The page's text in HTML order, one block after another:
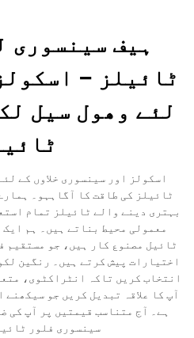
ہیف سینسوری
ٹائیلز –
لئے وھول سیل
اسکولز اور سینسوری خلاوں کے
ٹائیلز کی طاقت کا آگاہہو۔
بہتری دینے والے ٹائیلز تمام
معمولی محیط بناتے ہیں۔ ہم
ٹائیل مصنوع کار ہیں، جو مستقیم
اختیارات پیش کرتے ہیں۔ رنگین
انتخاب کریں تاکہ انٹراکٹوی،
آپ کا علاقہ تبدیل کریں جو
ہے۔ آج متناسب قیمتیں پر آپ کی
سینسوری فلور